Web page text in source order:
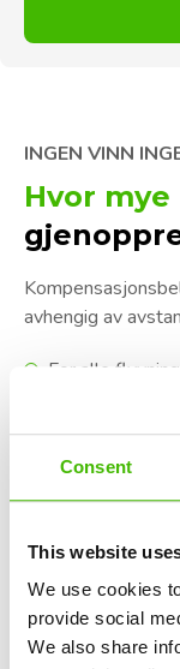
Consent
This website
We use cookies
provide social
We also share
INGEN VINN
Hvor mye
avhengig av
For alle
For alle
1500
€600
Vær oppmerksom
fastsatt av EC
kompensasjon